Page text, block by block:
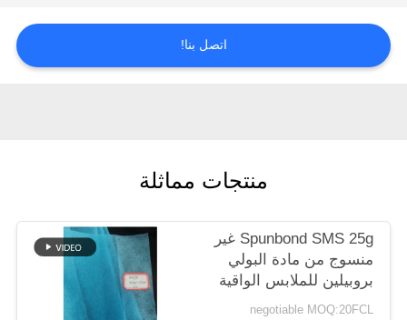
اتصل
خريطة
الموقع
اتصل بنا!
منتجات مماثلة
Spunbond SMS 25g غير
منسوج من مادة البولي
بروبيلين للملابس الواقية
negotiable MOQ:20FCL